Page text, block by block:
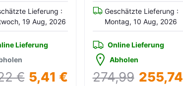
Lieferung :
19 Aug, 2026
Lieferung
€ 5,41 €
Ladegerät)BS001GZ
Geschätzte Lieferung :
Montag, 10 Aug, 2026
Online Lieferung
Abholen
274,99 255,74